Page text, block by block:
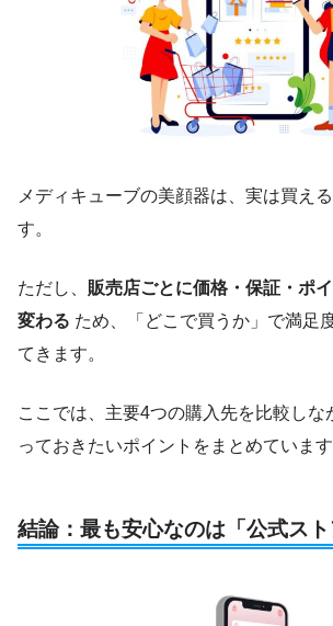
メディキューブの美顔器は、実は買え
す。
ただし、 販売店ごとに価格・保証・ポ
変わる ため、「どこで買うか」で満足
てきます。
ここでは、主要4つの購入先を比較しな
っておきたいポイントをまとめています
結論：最も安心なのは「公式スト